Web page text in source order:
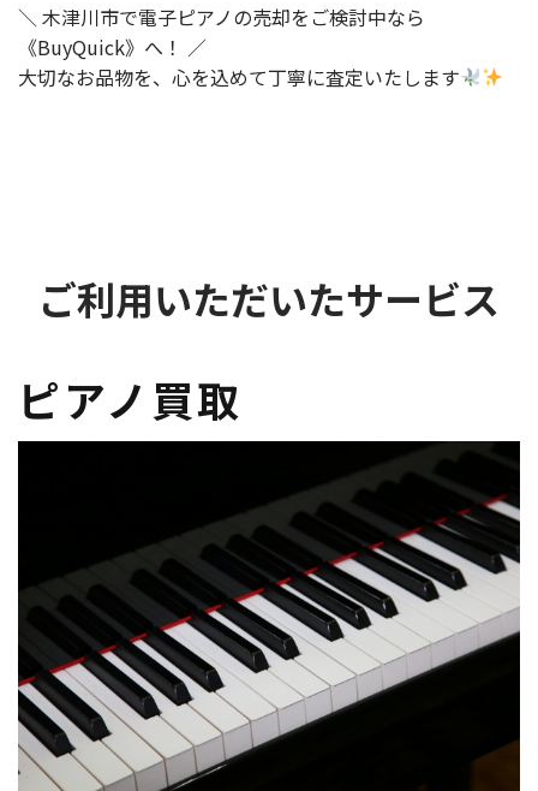
＼ 木津川市で電子ピアノの売却をご検討中なら
《BuyQuick》へ！ ／
大切なお品物を、心を込めて丁寧に査定いたします
ご利用いただいたサービス
ピアノ買取